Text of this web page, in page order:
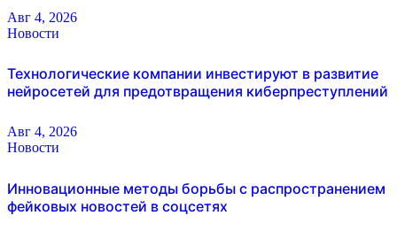
Авг 4, 2026
Новости
Технологические компании инвестируют в развитие
нейросетей для предотвращения киберпреступлений
Авг 4, 2026
Новости
Инновационные методы борьбы с распространением
фейковых новостей в соцсетях